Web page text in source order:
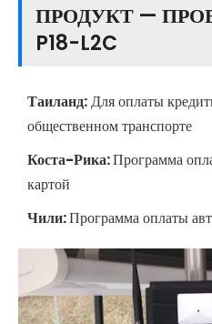
ПРОДУКТ —
P18-L2C
Таиланд:Для оплаты
общественном транспорте
Коста-Рика:Программа
картой
Чили:Программа оплаты